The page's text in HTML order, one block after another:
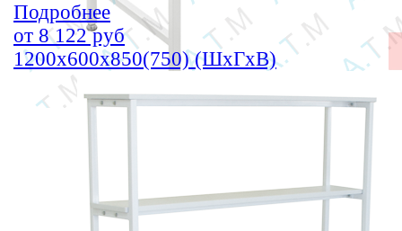
Подробнее
от 8 122руб
1200х600х850(750) (ШхГхВ)